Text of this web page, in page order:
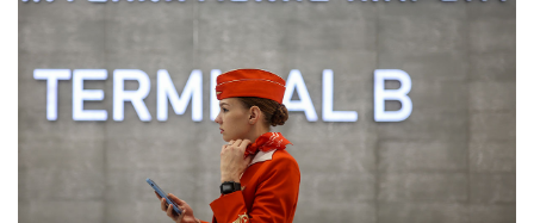
Фото: Сергей Бобылев/ТАСС